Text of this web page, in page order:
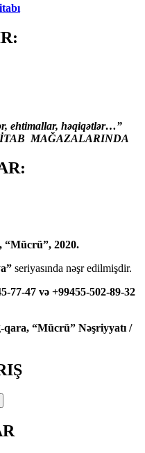
ehtimallar, həqiqətlər…”
MAĞAZALARINDA
“Mücrü”, 2020.
seriyasında nəşr edilmişdir.
77-47 və +99455-502-89-32
qara, “Mücrü” Nəşriyyatı /